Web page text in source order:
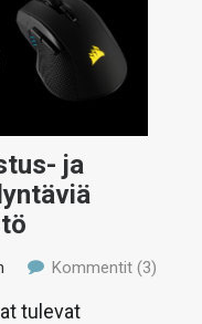
ja
Kommentit (3)
tulevat